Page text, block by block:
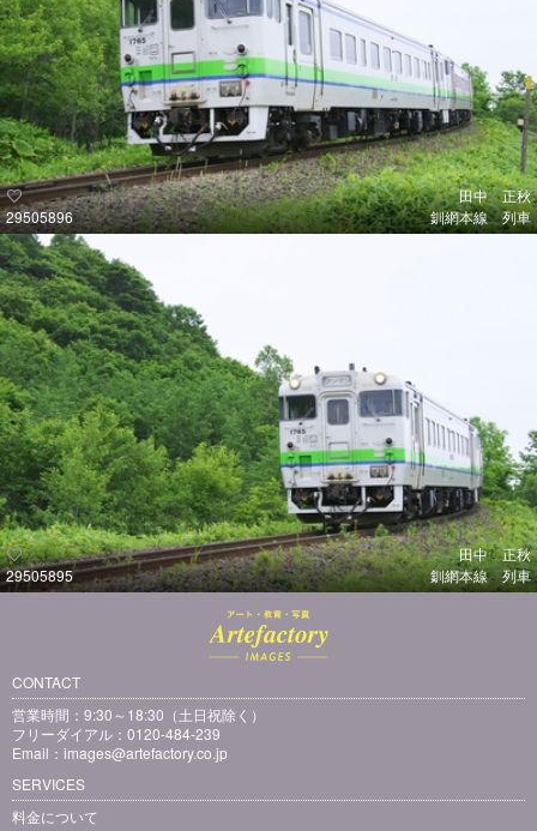
29505896
田中 正秋
釧網本線 列車
29505895
田中 正秋
釧網本線 列車
CONTACT
営業時間：9:30～18:30（土日祝除く）
フリーダイアル：0120-484-239
Email： images@artefactory.co.jp
SERVICES
料金について